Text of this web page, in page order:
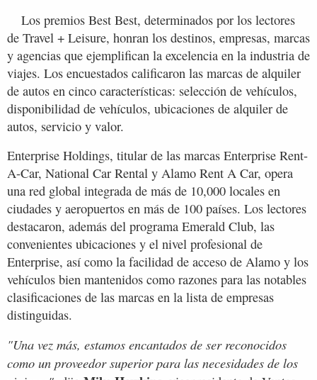
Los premios Best Best, determinados por los lectores
de Travel + Leisure, honran los destinos, empresas, marcas
y agencias que ejemplifican la excelencia en la industria de
viajes. Los encuestados calificaron las marcas de alquiler
de autos en cinco características: selección de vehículos,
disponibilidad de vehículos, ubicaciones de alquiler de
autos, servicio y valor.
Enterprise Holdings, titular de las marcas Enterprise Rent-
A-Car, National Car Rental y Alamo Rent A Car, opera
una red global integrada de más de 10,000 locales en
ciudades y aeropuertos en más de 100 países. Los lectores
destacaron, además del programa Emerald Club, las
convenientes ubicaciones y el nivel profesional de
Enterprise, así como la facilidad de acceso de Alamo y los
vehículos bien mantenidos como razones para las notables
clasificaciones de las marcas en la lista de empresas
distinguidas.
"Una vez más, estamos encantados de ser reconocidos
como un proveedor superior para las necesidades de los